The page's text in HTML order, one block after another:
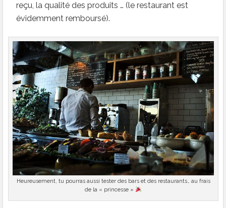
reçu, la qualité des produits … (le restaurant est
évidemment remboursé).
Heureusement, tu pourras aussi tester des bars et des restaurants… au frais
de la « princesse »